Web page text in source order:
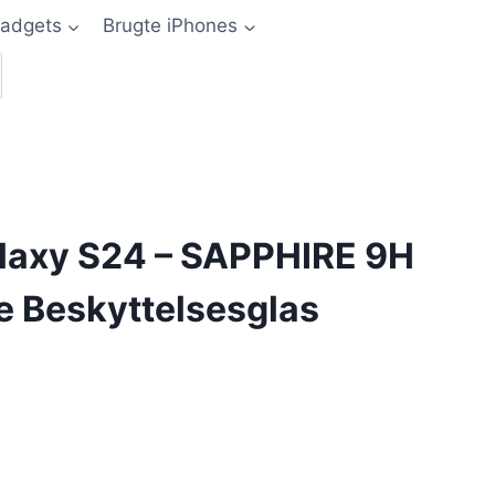
Brugte iPhones
S24 – SAPPHIRE 9H
Beskyttelsesglas